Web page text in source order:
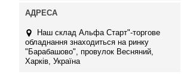
Наш склад Альфа Старт"-торгове
обладнання знаходиться на ринку
"Барабашово", провулок Весняний,
Харків, Україна